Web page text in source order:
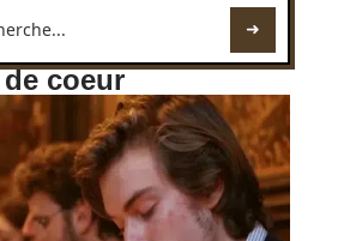
coeur